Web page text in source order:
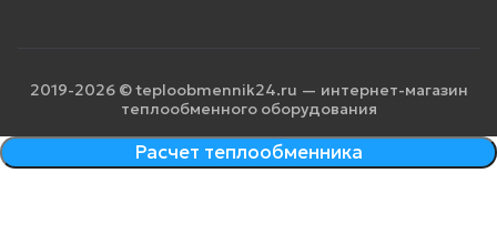
2019-2026 © teploobmennik24.ru — интернет-магазин
теплообменного оборудования
Расчет теплообменника